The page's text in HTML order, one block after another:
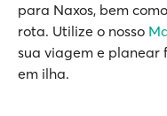
para Naxos, bem
rota. Utilize o nosso
sua viagem e planear
em ilha.